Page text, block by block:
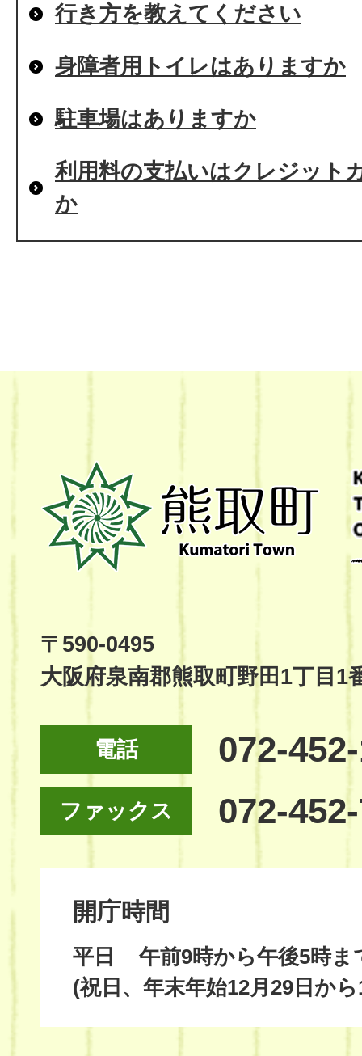
行き方を教えてください
身障者用トイレはありますか
駐車場はありますか
利用料の支払いはクレジット
か
熊
取
町
Kumatori
Site
〒590-0495
大阪府泉南郡熊取町野田1丁目1
電話 072-
ファックス 072-
開庁時間
平日
午前9時から午後5時ま
(祝日、年末年始12月29日か